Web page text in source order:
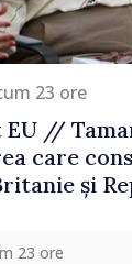
23 ore
//
care
și
23 ore